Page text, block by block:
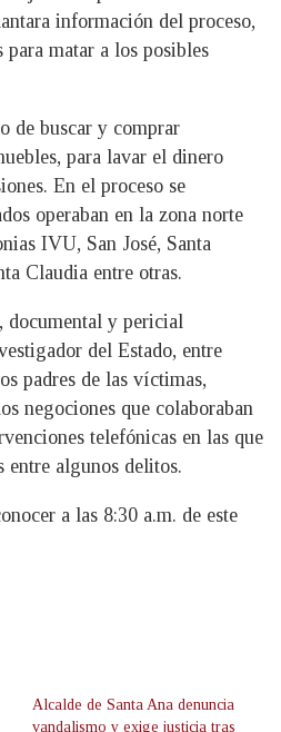
información del proceso,
para matar a los posibles
de buscar y comprar
para lavar el dinero
En el proceso se
operaban en la zona norte
IVU, San José, Santa
Claudia entre otras.
documental y pericial
del Estado, entre
padres de las víctimas,
negociones que colaboraban
telefónicas en las que
entre algunos delitos.
a las 8:30 a.m. de este
Alcalde de Santa Ana denuncia
vandalismo y exige justicia tras